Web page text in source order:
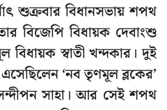
শুক্রবার বিধানসভায় শপথ
বিজেপি বিধায়ক দেবাংশু
বিধায়ক স্বাতী খন্দকার। দুই
‘নব তৃণমূল ব্লকের’
সাহা। আর সেই শপথ